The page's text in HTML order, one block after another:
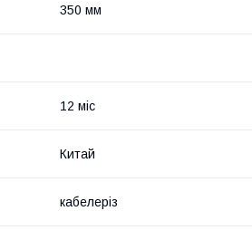
350 мм
12 міс
Китай
кабелеріз